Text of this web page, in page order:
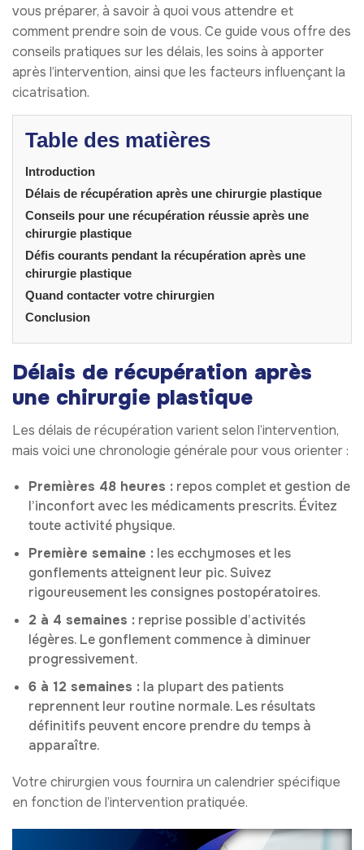
vous préparer, à savoir à quoi vous attendre et
comment prendre soin de vous. Ce guide vous offre des
conseils pratiques sur les délais, les soins à apporter
après l’intervention, ainsi que les facteurs influençant la
cicatrisation.
Table des matières
Introduction
Délais de récupération après une chirurgie plastique
Conseils pour une récupération réussie après une
chirurgie plastique
Défis courants pendant la récupération après une
chirurgie plastique
Quand contacter votre chirurgien
Conclusion
Délais de récupération après
une chirurgie plastique
Les délais de récupération varient selon l’intervention,
mais voici une chronologie générale pour vous orienter :
Premières 48 heures : repos complet et gestion de
l’inconfort avec les médicaments prescrits. Évitez
toute activité physique.
Première semaine : les ecchymoses et les
gonflements atteignent leur pic. Suivez
rigoureusement les consignes postopératoires.
2 à 4 semaines : reprise possible d’activités
légères. Le gonflement commence à diminuer
progressivement.
6 à 12 semaines : la plupart des patients
reprennent leur routine normale. Les résultats
définitifs peuvent encore prendre du temps à
apparaître.
Votre chirurgien vous fournira un calendrier spécifique
en fonction de l’intervention pratiquée.